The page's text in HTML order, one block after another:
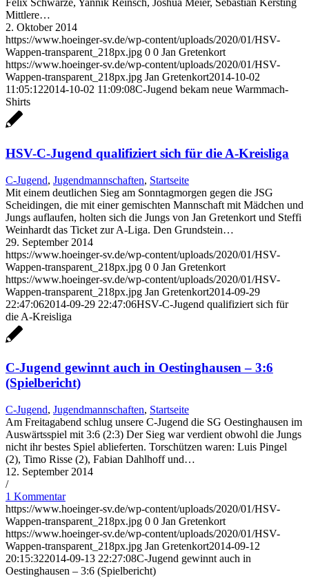
Felix Schwarze, Yannik Reinsch, Joshua Meier, Sebastian Kersting
Mittlere…
2. Oktober 2014
https://www.hoeinger-sv.de/wp-content/uploads/2020/01/HSV-
Wappen-transparent_218px.jpg 0 0 Jan Gretenkort
https://www.hoeinger-sv.de/wp-content/uploads/2020/01/HSV-
Wappen-transparent_218px.jpg Jan Gretenkort2014-10-02
11:05:122014-10-02 11:09:08C-Jugend bekam neue Warmmach-
Shirts
HSV-C-Jugend qualifiziert sich für die A-Kreisliga
C-Jugend, Jugendmannschaften, Startseite
Mit einem deutlichen Sieg am Sonntagmorgen gegen die JSG
Scheidingen, die mit einer gemischten Mannschaft mit Mädchen und
Jungs auflaufen, holten sich die Jungs von Jan Gretenkort und Steffi
Weinhardt das Ticket zur A-Liga. Den Grundstein…
29. September 2014
https://www.hoeinger-sv.de/wp-content/uploads/2020/01/HSV-
Wappen-transparent_218px.jpg 0 0 Jan Gretenkort
https://www.hoeinger-sv.de/wp-content/uploads/2020/01/HSV-
Wappen-transparent_218px.jpg Jan Gretenkort2014-09-29
22:47:062014-09-29 22:47:06HSV-C-Jugend qualifiziert sich für
die A-Kreisliga
C-Jugend gewinnt auch in Oestinghausen – 3:6
(Spielbericht)
C-Jugend, Jugendmannschaften, Startseite
Am Freitagabend schlug unsere C-Jugend die SG Oestinghausen im
Auswärtsspiel mit 3:6 (2:3) Der Sieg war verdient obwohl die Jungs
nicht ihr bestes Spiel ablieferten. Torschützen waren: Luis Pingel
(2), Timo Risse (2), Fabian Dahlhoff und…
12. September 2014
/
1 Kommentar
https://www.hoeinger-sv.de/wp-content/uploads/2020/01/HSV-
Wappen-transparent_218px.jpg 0 0 Jan Gretenkort
https://www.hoeinger-sv.de/wp-content/uploads/2020/01/HSV-
Wappen-transparent_218px.jpg Jan Gretenkort2014-09-12
20:15:322014-09-13 22:27:08C-Jugend gewinnt auch in
Oestinghausen – 3:6 (Spielbericht)